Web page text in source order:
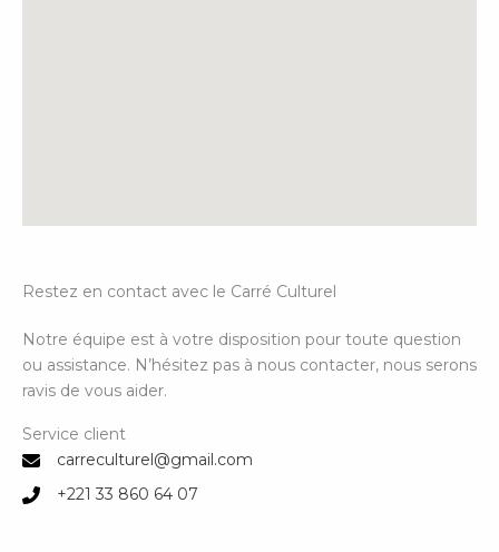
Restez en contact avec le Carré Culturel
Notre équipe est à votre disposition pour toute question
ou assistance. N’hésitez pas à nous contacter, nous serons
ravis de vous aider.
Service client
carreculturel@gmail.com
+221 33 860 64 07